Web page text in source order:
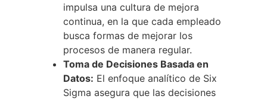
impulsa una cultura de mejora
continua, en la que cada empleado
busca formas de mejorar los
procesos de manera regular.
Toma de Decisiones Basada en
Datos: El enfoque analítico de Six
Sigma asegura que las decisiones